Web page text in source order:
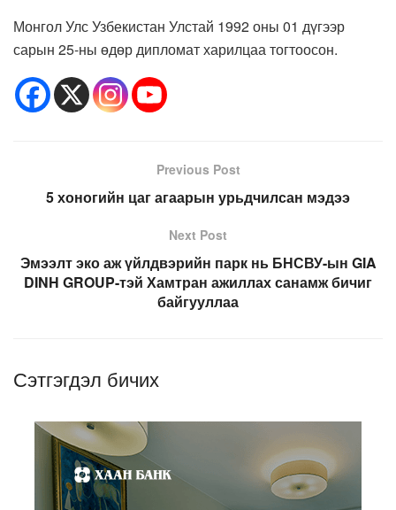
Монгол Улс Узбекистан Улстай 1992 оны 01 дүгээр
сарын 25-ны өдөр дипломат харилцаа тогтоосон.
Previous Post
5 хоногийн цаг агаарын урьдчилсан мэдээ
Next Post
Эмээлт эко аж үйлдвэрийн парк нь БНСВУ-ын GIA
DINH GROUP-тэй Хамтран ажиллах санамж бичиг
байгууллаа
Сэтгэгдэл бичих